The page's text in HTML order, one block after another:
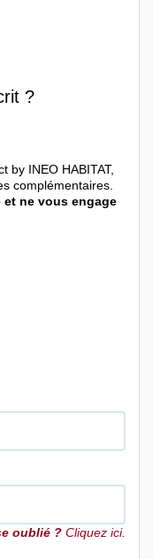
?
by INEO HABITAT,
complémentaires.
ne vous engage
oublié ? Cliquez ici.